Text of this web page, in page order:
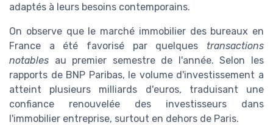
adaptés à leurs besoins contemporains.
On observe que le marché immobilier des bureaux en
France a été favorisé par quelques transactions
notables au premier semestre de l'année. Selon les
rapports de BNP Paribas, le volume d'investissement a
atteint plusieurs milliards d'euros, traduisant une
confiance renouvelée des investisseurs dans
l'immobilier entreprise, surtout en dehors de Paris.